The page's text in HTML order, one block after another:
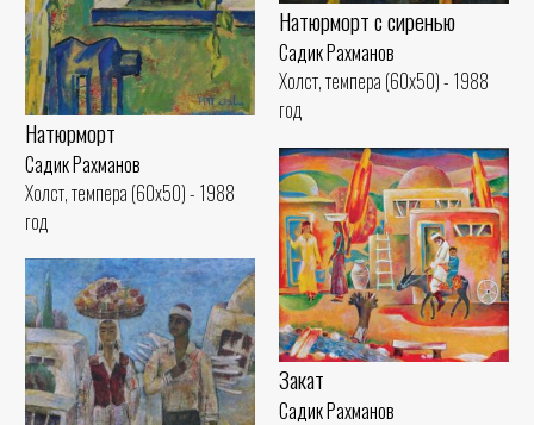
Натюрморт с сиренью
Садик Рахманов
Холст, темпера (60x50) - 1988
год
Натюрморт
Садик Рахманов
Холст, темпера (60x50) - 1988
год
Закат
Садик Рахманов